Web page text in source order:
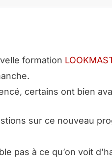
formation
certains ont bien
sur ce nouveau
pas à ce qu’on voit